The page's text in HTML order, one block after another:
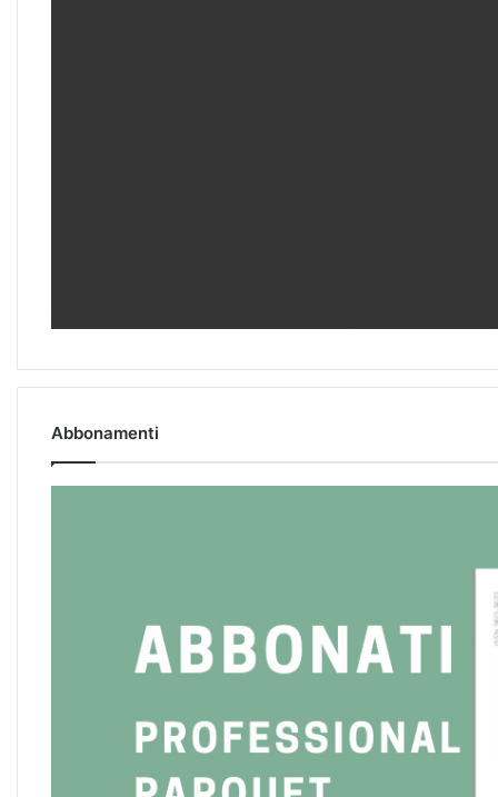
Abbonamenti